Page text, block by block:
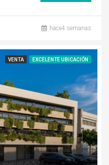
hace4 semanas
VENTA EXCELENTE UBICACIÓN